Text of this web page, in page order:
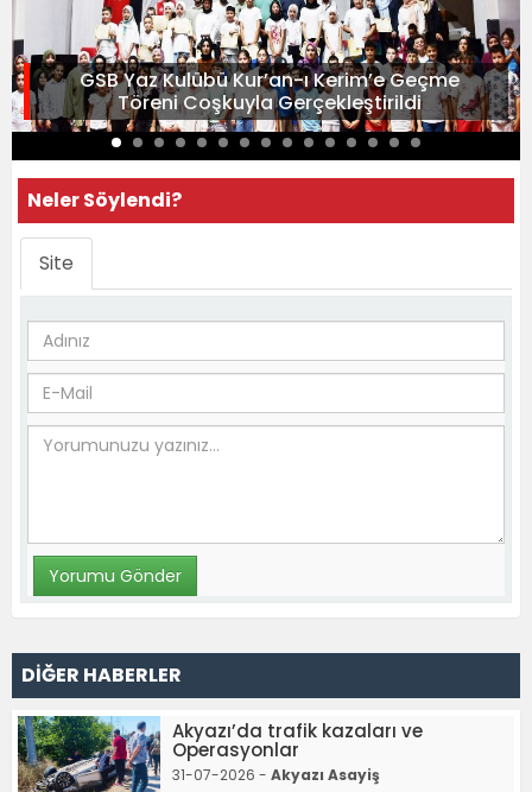
GSB Yaz Kulübü Kur’an-ı Kerim’e Geçme
Töreni Coşkuyla Gerçekleştirildi
Neler Söylendi?
Site
DİĞER HABERLER
Akyazı’da trafik kazaları ve
Operasyonlar
31-07-2026 - Akyazı Asayiş